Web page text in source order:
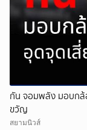
กัน จอมพลัง มอบกล้
ขวัญ
สยามนิวส์